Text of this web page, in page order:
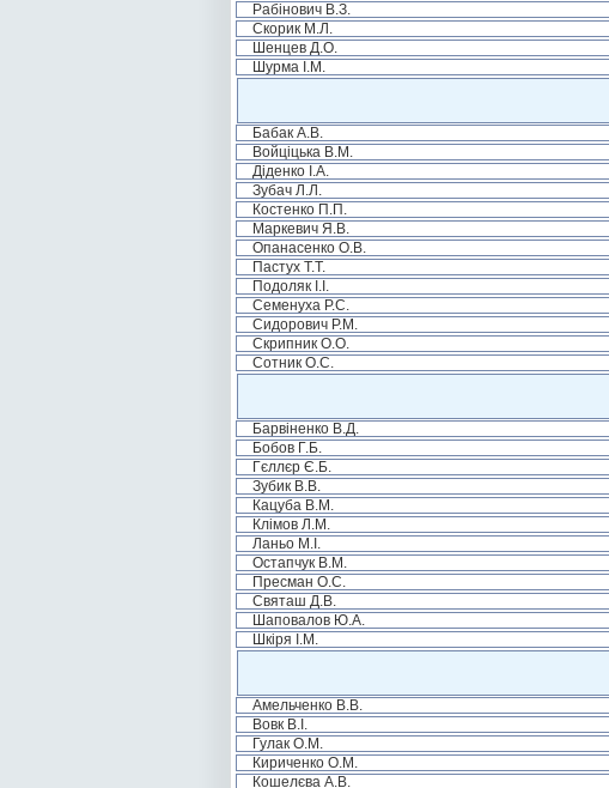
Рабінович В.З.
Скорик М.Л.
Шенцев Д.О.
Шурма І.М.
Бабак А.В.
Войціцька В.М.
Діденко І.А.
Зубач Л.Л.
Костенко П.П.
Маркевич Я.В.
Опанасенко О.В.
Пастух Т.Т.
Подоляк І.І.
Семенуха Р.С.
Сидорович Р.М.
Скрипник О.О.
Сотник О.С.
Барвіненко В.Д.
Бобов Г.Б.
Гєллєр Є.Б.
Зубик В.В.
Кацуба В.М.
Клімов Л.М.
Ланьо М.І.
Остапчук В.М.
Пресман О.С.
Святаш Д.В.
Шаповалов Ю.А.
Шкіря І.М.
Амельченко В.В.
Вовк В.І.
Гулак О.М.
Кириченко О.М.
Кошелєва А.В.